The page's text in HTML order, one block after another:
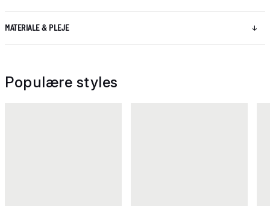
MATERIALE & PLEJE
Populære styles